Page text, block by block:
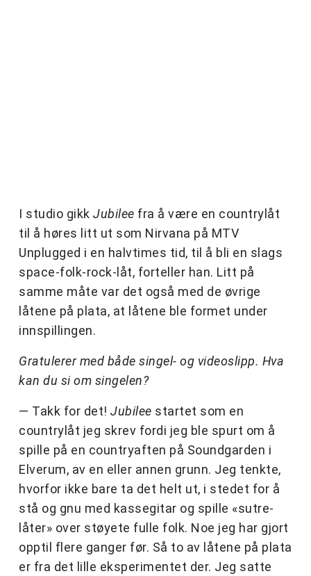
I studio gikk Jubilee fra å være en countrylåt
til å høres litt ut som Nirvana på MTV
Unplugged i en halvtimes tid, til å bli en slags
space-folk-rock-låt, forteller han. Litt på
samme måte var det også med de øvrige
låtene på plata, at låtene ble formet under
innspillingen.
Gratulerer med både singel- og videoslipp. Hva
kan du si om singelen?
— Takk for det! Jubilee startet som en
countrylåt jeg skrev fordi jeg ble spurt om å
spille på en countryaften på Soundgarden i
Elverum, av en eller annen grunn. Jeg tenkte,
hvorfor ikke bare ta det helt ut, i stedet for å
stå og gnu med kassegitar og spille «sutre-
låter» over støyete fulle folk. Noe jeg har gjort
opptil flere ganger før. Så to av låtene på plata
er fra det lille eksperimentet der. Jeg satte